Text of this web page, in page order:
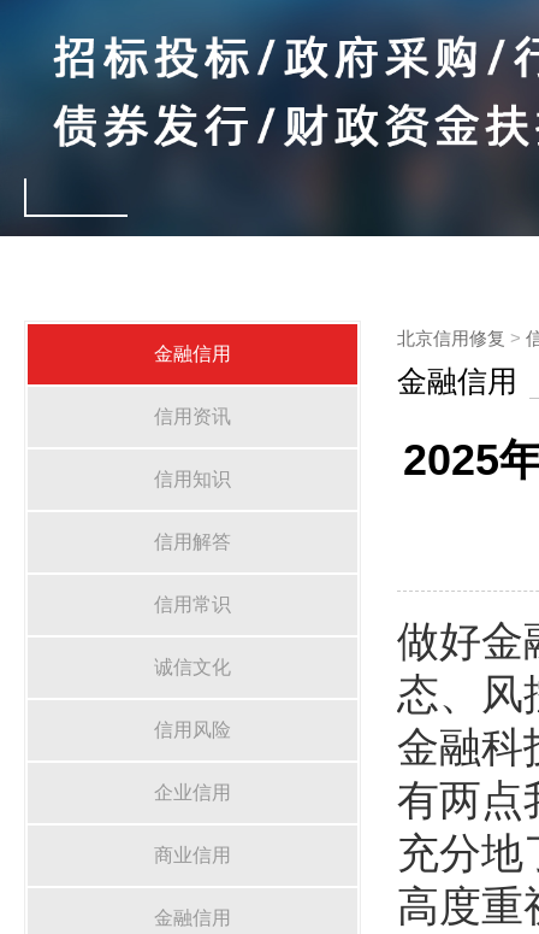
金融信用
信用资讯
信用知识
信用解答
信用常识
诚信文化
信用风险
企业信用
商业信用
金融信用
北京信用修复 >
金融信用
2025
做好金
态、风
金融科
有两点
充分地
高度重